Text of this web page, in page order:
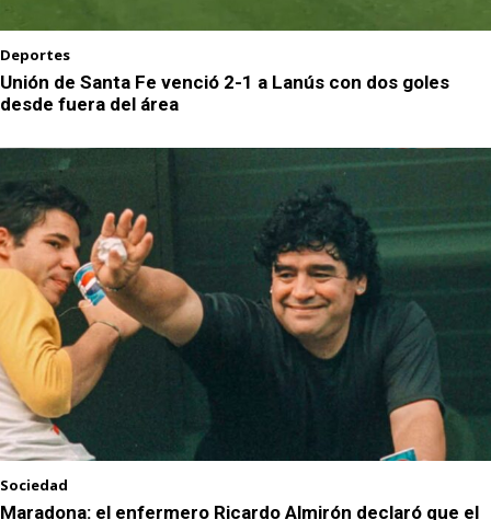
Deportes
Unión de Santa Fe venció 2-1 a Lanús con dos goles
desde fuera del área
Sociedad
Maradona: el enfermero Ricardo Almirón declaró que el